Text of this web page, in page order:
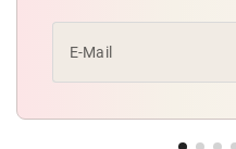
E-Mail